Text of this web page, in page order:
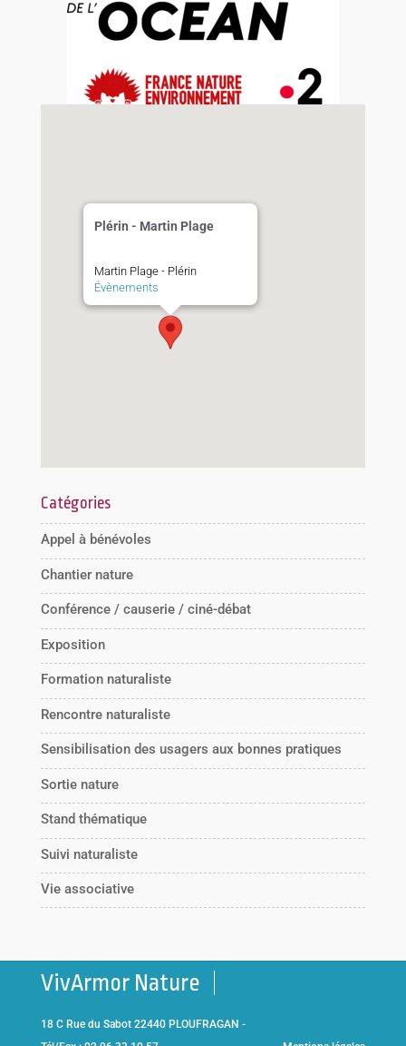
Plérin - Martin Plage
Martin Plage - Plérin
Évènements
Catégories
Appel à bénévoles
Chantier nature
Conférence / causerie / ciné-débat
Exposition
Formation naturaliste
Rencontre naturaliste
Sensibilisation des usagers aux bonnes pratiques
Sortie nature
Stand thématique
Suivi naturaliste
Vie associative
VivArmor Nature
18 C Rue du Sabot 22440 PLOUFRAGAN -